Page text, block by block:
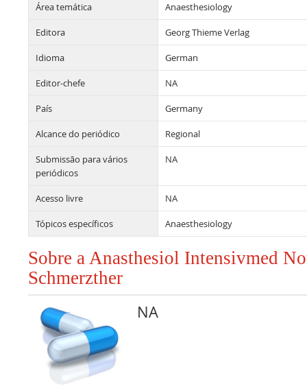
Área temática Anaesthesiology
Editora Georg Thieme Verlag
Idioma German
Editor-chefe NA
País Germany
Alcance do periódico Regional
Submissão para vários
periódicos
NA
Acesso livre NA
Tópicos específicos Anaesthesiology
Sobre a Anasthesiol Intensivmed
Schmerzther
NA